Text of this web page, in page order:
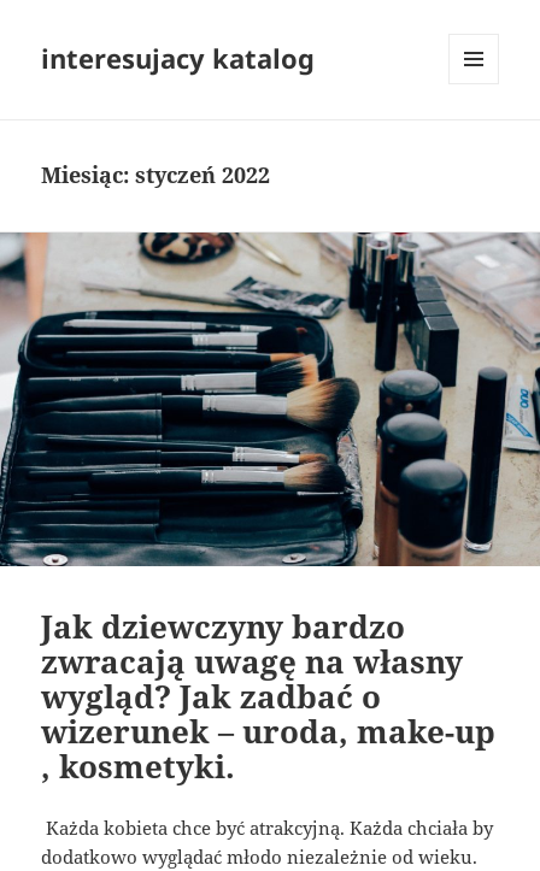
interesujacy katalog
Miesiąc:styczeń 2022
Jak dziewczyny bardzo
zwracają uwagę na własny
wygląd? Jak zadbać o
wizerunek – uroda, make-up
, kosmetyki.
Każda kobieta chce być atrakcyjną. Każda chciała by
dodatkowo wyglądać młodo niezależnie od wieku.